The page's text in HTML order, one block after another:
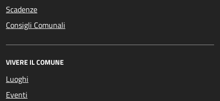
Scadenze
Consigli Comunali
VIVERE IL COMUNE
Luoghi
Eventi